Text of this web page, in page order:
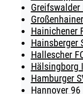
Greifswalder
Hainichener
Hainsberger
Hallescher
Hälsingborg
Hamburger
Hannover 96